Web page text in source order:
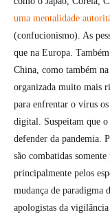
uma mentalidade
(confucionismo). As
que na Europa.
China, como também
organizada muito mais
para enfrentar o vírus
digital. Suspeitam que o
defender da pandemia.
são combatidas
principalmente pelos
mudança de paradigma
apologistas da